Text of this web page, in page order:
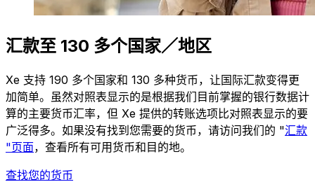
汇款至 130 多个国家／地区
Xe 支持 190 多个国家和 130 多种货币，让国际汇款变得更
加简单。虽然对照表显示的是根据我们目前掌握的银行数据计
算的主要货币汇率，但 Xe 提供的转账选项比对照表显示的要
广泛得多。如果没有找到您需要的货币，请访问我们的 "汇款
"页面，查看所有可用货币和目的地。
查找您的货币